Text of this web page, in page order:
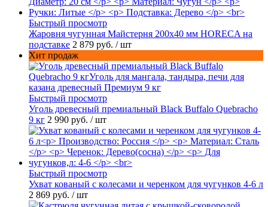
Быстрый просмотр
Жаровня чугунная Майстерня 200х40 мм HORECA на
подставке 2 879 руб. / шт
Хит продаж
Быстрый просмотр
Уголь древесный премиальный Black Buffalo Quebracho
9 кг 2 990 руб. / шт
Быстрый просмотр
Ухват кованый с колесами и черенком для чугунков 4-6 л
2 869 руб. / шт